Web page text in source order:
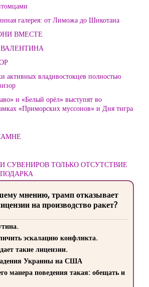
галерея: от Лиможа до Шикотана
ВМЕСТЕ
активных владивостокцев полностью
и «Белый орёл» выступят во
«Приморских муссонов» и Дня тигра
СУВЕНИРОВ ТОЛЬКО ОТСУТСТВИЕ
мнению, трамп отказывает
на производство ракет?
эскалацию конфликта.
такие лицензии.
Украины на США
манера поведения такая: обещать и